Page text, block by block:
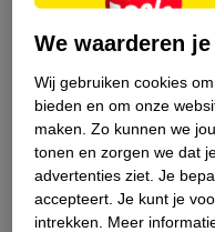
aanbieden, moeten met
Klik op onderstaande
verkocht mogen worden op
We waarderen
Wij gebruiken cookies
bieden en om onze
maken. Zo kunnen we
tonen en zorgen we dat
advertenties ziet. Je
accepteert. Je kunt je
intrekken.
Meer